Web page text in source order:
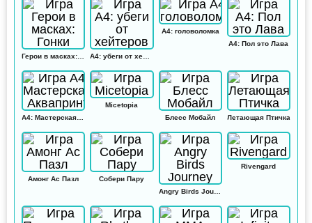
А4: головоломка
А4: Пол это Лава
Micetopia
Блесс Мобайл
Летающая Птичка
Амонг Ас Пазл
Собери Пару
Angry Birds Journey
Rivengard